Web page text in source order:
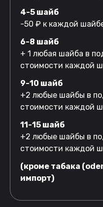
4-5 шайб
-50 ₽ к каждой
6-8 шайб
+ 1 любая шайба в
стоимости каждой
9-10 шайб
+2 любые шайбы в
стоимости каждой
11-15 шайб
+2 любые шайбы в
стоимости каждой
(кроме табака
импорт)